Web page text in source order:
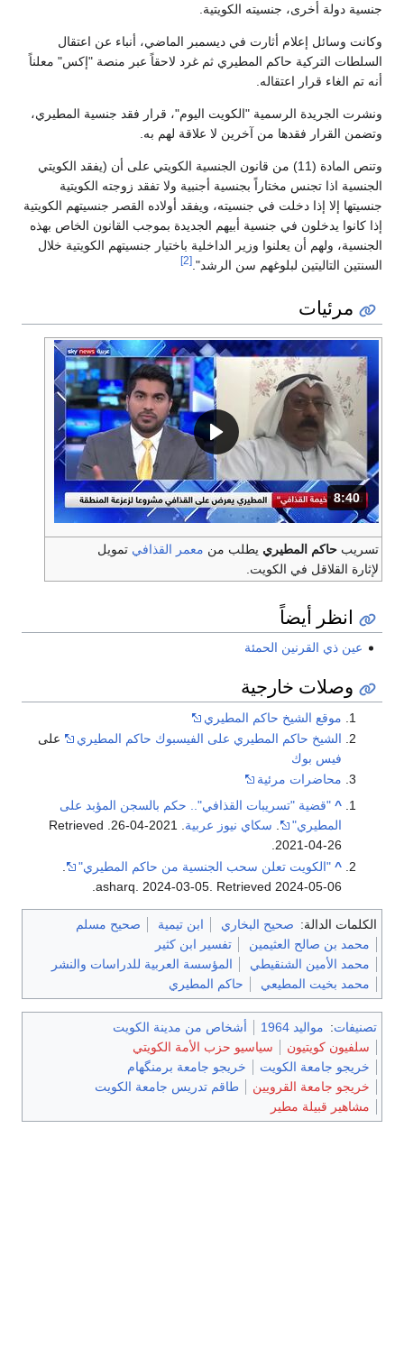
جنسية دولة أخرى، جنسيته الكويتية.
وكانت وسائل إعلام أثارت في ديسمبر الماضي، أنباء عن اعتقال
السلطات التركية حاكم المطيري ثم غرد لاحقاً عبر منصة "إكس" معلناً
أنه تم الغاء قرار اعتقاله.
ونشرت الجريدة الرسمية "الكويت اليوم"، قرار فقد جنسية المطيري،
وتضمن القرار فقدها من آخرين لا علاقة لهم به.
وتنص المادة (11) من قانون الجنسية الكويتي على أن (يفقد الكويتي
الجنسية اذا تجنس مختاراً بجنسية أجنبية ولا تفقد زوجته الكويتية
جنسيتها إلا إذا دخلت في جنسيته، ويفقد أولاده القصر جنسيتهم الكويتية
إذا كانوا يدخلون في جنسية أبيهم الجديدة بموجب القانون الخاص بهذه
الجنسية، ولهم أن يعلنوا وزير الداخلية باختيار جنسيتهم الكويتية خلال
السنتين التاليتين لبلوغهم سن الرشد". [2]
مرئيات
المدة: دقائق و 40 ثواني.
8:40
تسريب حاكم المطيري يطلب من معمر القذافي تمويل
لإثارة القلاقل في الكويت.
انظر أيضاً
عين ذي القرنين الحمئة
وصلات خارجية
موقع الشيخ حاكم المطيري
الشيخ حاكم المطيري على الفيسبوك حاكم المطيري
على
فيس بوك
محاضرات مرئية
^ "قضية "تسريبات القذافي".. حكم بالسجن المؤبد على
المطيري"
. سكاي نيوز عربية. 2021-04-26
. Retrieved
2021-04-26
.
^ "الكويت تعلن سحب الجنسية من حاكم المطيري"
asharq. 2024-03-05 . Retrieved 2024-05-06
.
الكلمات الدالة: صحيح البخاري ابن تيمية
صحيح مسلم
محمد بن صالح العثيمين
تفسير ابن كثير
محمد الأمين الشنقيطي
المؤسسة العربية للدراسات والنشر
محمد بخيت المطيعي
حاكم المطيري
تصنيفات: مواليد 1964
أشخاص من مدينة الكويت
سلفيون كويتيون
سياسيو حزب الأمة الكويتي
خريجو جامعة الكويت
خريجو جامعة برمنگهام
خريجو جامعة القرويين
طاقم تدريس جامعة الكويت
مشاهير قبيلة مطير